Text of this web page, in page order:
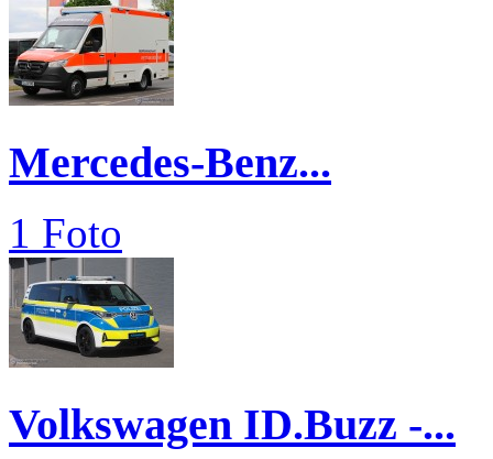
Mercedes-Benz...
1 Foto
Volkswagen ID.Buzz -...